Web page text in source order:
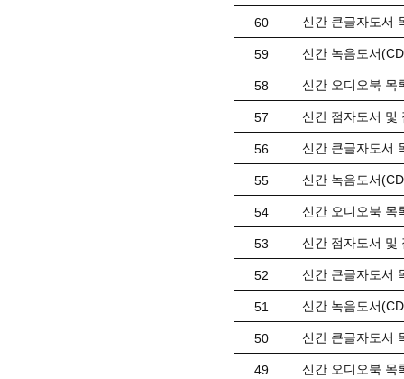
60 신간 큰글자도서
59 신간 녹음도서
58 신간 오디오북 목
57 신간 점자도서 및
56 신간 큰글자도서
55 신간 녹음도서
54 신간 오디오북 목
53 신간 점자도서 및
52 신간 큰글자도서
51 신간 녹음도서
50 신간 큰글자도서
49 신간 오디오북 목